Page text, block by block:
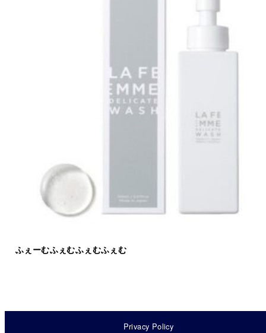
ふぇーむふぇむふぇむふぇむ
Privacy Policy